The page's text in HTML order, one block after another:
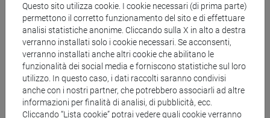
Corsi di studio e percorsi
[LT10] LINGUE, CIVILTÀ E SCIENZE DEL
LINGUAGGIO - Laurea
percorso comune
Questo sito utilizza cookie. I cookie necessari (di prima parte)
permettono il corretto funzionamento del sito e di effettuare
analisi statistiche anonime. Cliccando sulla X in alto a destra
verranno installati solo i cookie necessari. Se acconsenti,
verranno installati anche altri cookie che abilitano le
funzionalità dei social media e forniscono statistiche sul loro
utilizzo. In questo caso, i dati raccolti saranno condivisi
anche con i nostri partner, che potrebbero associarli ad altre
informazioni per finalità di analisi, di pubblicità, ecc.
Cliccando “Lista cookie” potrai vedere quali cookie verranno